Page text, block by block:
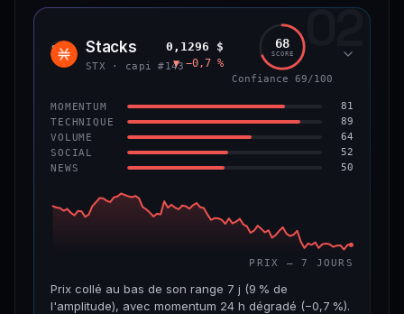
CAP. MARCHÉ VOLUME 24 H
VAR. 7 J VAR. 30 J
−9,9 %
VS ATH
−55,9 %
CONFIANCE 66/100
02
STX Stacks
STX · capi #143
0,1296 $
▼ −0,7 %
68
SCORE
Confiance 69/100
MOMENTUM 81
TECHNIQUE 89
VOLUME 64
SOCIAL 52
NEWS 50
PRIX — 7 JOURS
Prix collé au bas de son range 7 j (9 % de
l'amplitude), avec momentum 24 h dégradé (−0,7 %).